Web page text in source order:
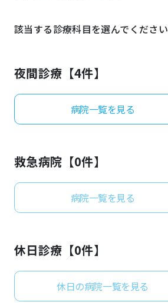
感染症
お知らせ
よくあるご質問
該当する診療科目を選んでください
夜間診療【4件】
病院一覧を見る
救急病院【0件】
病院一覧を見る
休日診療【0件】
休日の病院一覧を見る